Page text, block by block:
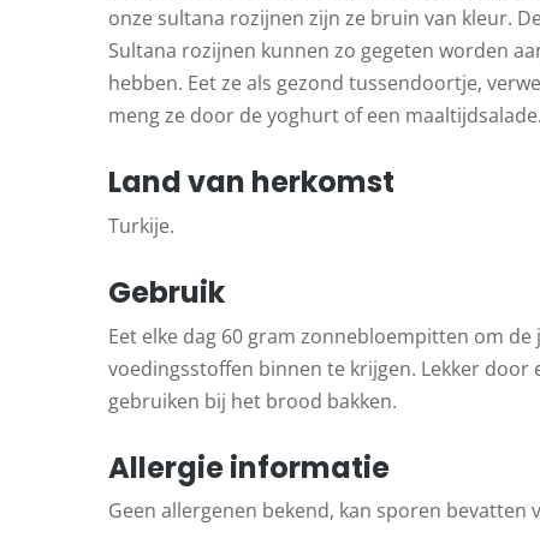
onze sultana rozijnen zijn ze bruin van kleur.
Sultana rozijnen kunnen zo gegeten worden
hebben. Eet ze als gezond tussendoortje,
meng ze door de yoghurt of een maaltijdsalade.
Land van herkomst
Turkije.
Gebruik
Eet elke dag 60 gram zonnebloempitten om de
voedingsstoffen binnen te krijgen. Lekker door
gebruiken bij het brood bakken.
Allergie informatie
Geen allergenen bekend, kan sporen bevatten